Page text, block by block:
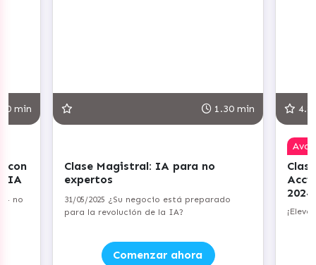
min
con
IA
— no
1.30 min
Clase Magistral: IA para no
expertos
31/05/2025 ¿Su negocio está preparado
para la revolución de la IA?
Comenzar ahora
4.8
2024